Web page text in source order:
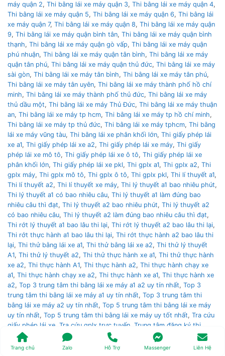
máy quận 2, Thi bằng lái xe máy quận 3, Thi bằng lái xe máy quận 4,
Thi bằng lái xe máy quận 5, Thi bằng lái xe máy quận 6, Thi bằng lái
xe máy quận 7, Thi bằng lái xe máy quận 8, Thi bằng lái xe máy quận
9, Thi bằng lái xe máy quận bình tân, Thi bằng lái xe máy quận bình
thạnh, Thi bằng lái xe máy quận gò vấp, Thi bằng lái xe máy quận
phú nhuận, Thi bằng lái xe máy quận tân bình, Thi bằng lái xe máy
quận tân phú, Thi bằng lái xe máy quận thủ đức, Thi bằng lái xe máy
sài gòn, Thi bằng lái xe máy tân bình, Thi bằng lái xe máy tân phú,
Thi bằng lái xe máy tân uyên, Thi bằng lái xe máy thành phố hồ chí
minh, Thi bằng lái xe máy thành phố thủ đức, Thi bằng lái xe máy
thủ dầu một, Thi bằng lái xe máy Thủ Đức, Thi bằng lái xe máy thuận
an, Thi bằng lái xe máy tp hcm, Thi bằng lái xe máy tp hồ chí minh,
Thi bằng lái xe máy tp thủ đức, Thi bằng lái xe máy tphcm, Thi bằng
lái xe máy vũng tàu, Thi bằng lái xe phân khối lớn, Thi giấy phép lái
xe a1, Thi giấy phép lái xe a2, Thi giấy phép lái xe máy, Thi giấy
phép lái xe mô tô, Thi giấy phép lái xe ô tô, Thi giấy phép lái xe
phân khối lớn, Thi giấy phép lái xe pkl, Thi gplx a1, Thi gplx a2, Thi
gplx máy, Thi gplx mô tô, Thi gplx ô tô, Thi gplx pkl, Thi lí thuyết a1,
Thi lí thuyết a2, Thi lí thuyết xe máy, Thi lý thuyết a1 bao nhiêu phút,
Thi lý thuyết a1 có bao nhiêu câu, Thi lý thuyết a1 làm đúng bao
nhiêu câu thì đạt, Thi lý thuyết a2 bao nhiêu phút, Thi lý thuyết a2
có bao nhiêu câu, Thi lý thuyết a2 làm đúng bao nhiêu câu thì đạt,
Thi rớt lý thuyết a1 bao lâu thi lại, Thi rớt lý thuyết a2 bao lâu thi lại,
Thi rớt thực hành a1 bao lâu thi lại, Thi rớt thực hành a2 bao lâu thi
lại, Thi thử bằng lái xe a1, Thi thử bằng lái xe a2, Thi thử lý thuyết
A1, Thi thử lý thuyết a2, Thi thử thực hành xe a1, Thi thử thực hành
xe a2, Thi thực hành A1, Thi thực hành a2, Thi thực hành chạy xe
a1, Thi thực hành chạy xe a2, Thi thực hành xe a1, Thi thực hành xe
a2, Top 3 trung tâm thi bằng lái xe máy a1 a2 uy tín nhất, Top 3
trung tâm thi bằng lái xe máy a1 uy tín nhất, Top 3 trung tâm thi
bằng lái xe máy a2 uy tín nhất, Top 5 trung tâm thi bằng lái xe máy
uy tín nhất, Top 5 trung tâm thi bằng lái xe máy uy tốt nhất, Tra cứu
giấy phép lái xe Tra cứu gplx trực tuyến Trung tâm đăng ký thi
bằng lái xe nào uy tín nhất
Trung tâm thi bằng lái trung ương 3,
Trung tâm thi bằng lái xe á châu,Trung tâm thi bằng lái xe an cư
Trang chủ Zalo Hỗ Trợ Massenger Liên Hệ